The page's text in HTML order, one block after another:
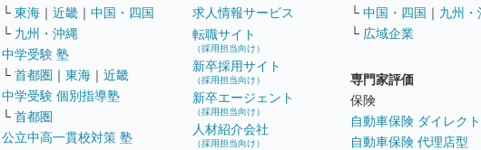
└ 東海 ｜ 近畿 ｜ 中国・四国
└ 九州・沖縄
中学受験 塾
└ 首都圏 ｜ 東海 ｜ 近畿
中学受験 個別指導塾
└ 首都圏
公立中高一貫校対策 塾
求人情報サービス
転職サイト
（採用担当向け）
新卒採用サイト
（採用担当向け）
新卒エージェント
（採用担当向け）
人材紹介会社
（採用担当向け）
└ 中国・四国 ｜ 九州・
└ 広域企業
専門家評価
保険
自動車保険 ダイレク
自動車保険 代理店型